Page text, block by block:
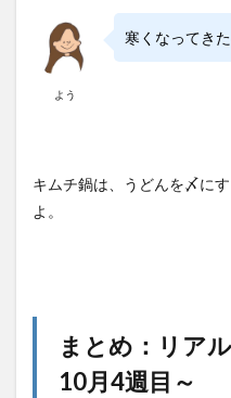
よう
寒くなってき
キムチ鍋は、うどんを〆に
よ。
まとめ：リア
10月4週目～